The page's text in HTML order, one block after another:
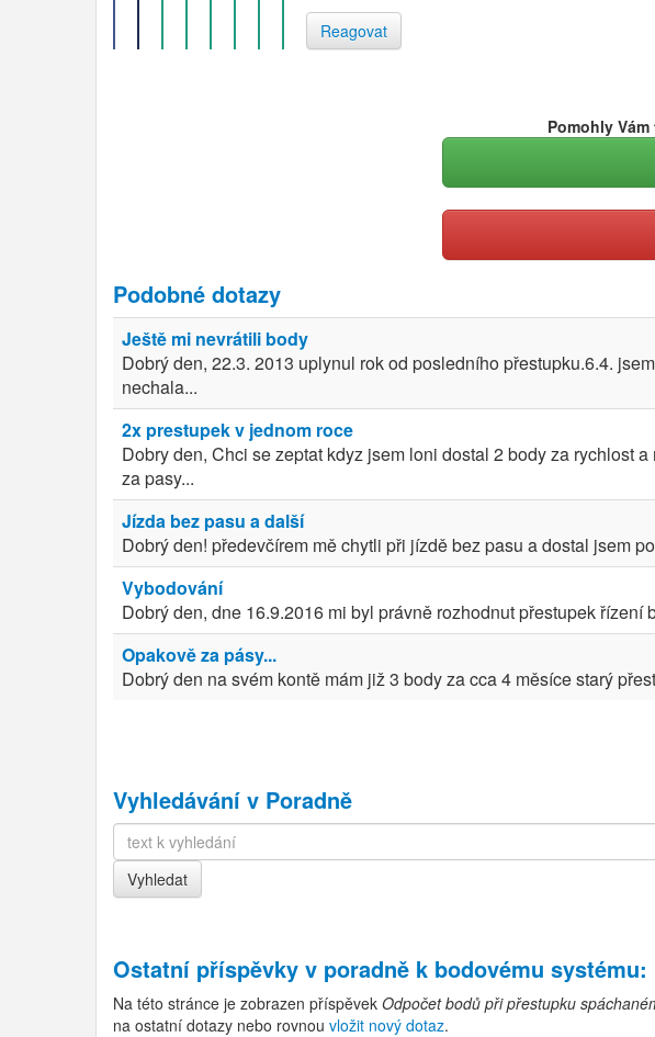
Reagovat
Pomohly
Podobné dotazy
Ještě mi nevrátili body
Dobrý den, 22.3. 2013 uplynul rok od posledního přestupku.6.4.
nechala...
2x prestupek v jednom roce
Dobry den, Chci se zeptat kdyz jsem loni dostal 2 body za rychlost
za pasy...
Jízda bez pasu a další
Dobrý den! předevčírem mě chytli při jízdě bez pasu a dostal jsem
Vybodování
Dobrý den, dne 16.9.2016 mi byl právně rozhodnut přestupek
Opakově za pásy...
Dobrý den na svém kontě mám již 3 body za cca 4 měsíce starý
Vyhledávání v Poradně
Ostatní příspěvky v poradně k bodovému systému:
Na této stránce je zobrazen příspěvek Odpočet bodů při přestupku
na ostatní dotazy nebo rovnou vložit nový dotaz.